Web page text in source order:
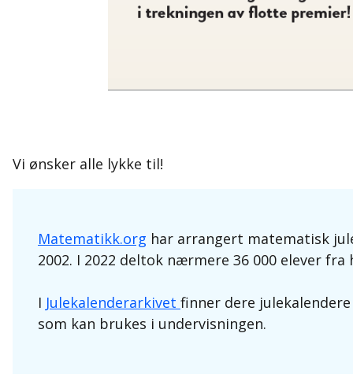
Vi ønsker alle lykke til!
Matematikk.org har arrangert matematisk
2002. I 2022 deltok nærmere 36 000 elever
I Julekalenderarkivet finner dere
som kan brukes i undervisningen.